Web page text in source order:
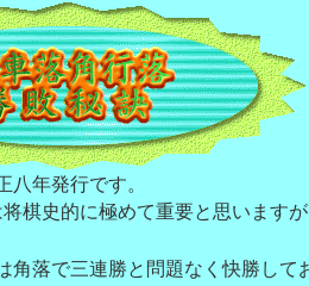
年発行です。
棋史的に極めて重要と思います
落で三連勝と問題なく快勝して